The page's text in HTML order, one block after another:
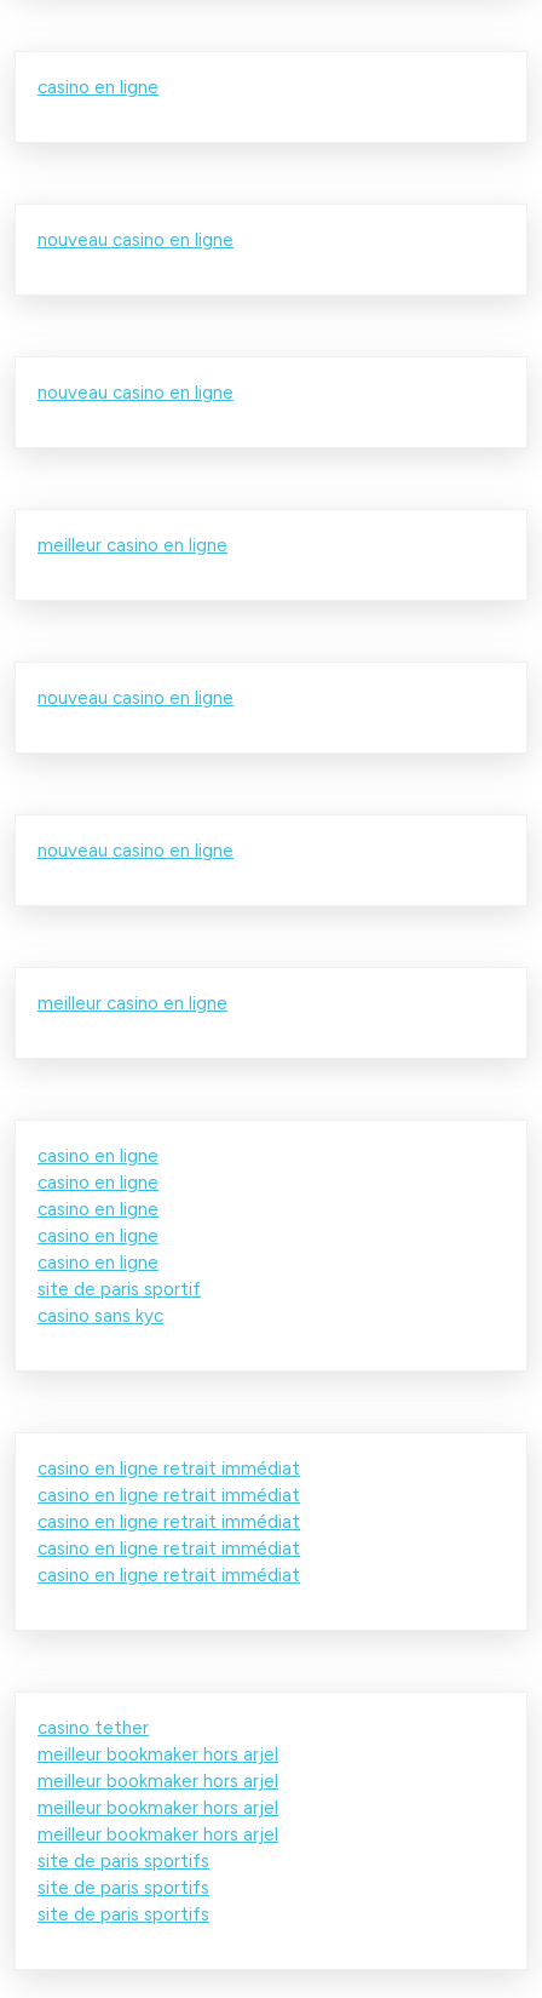
casino en ligne
nouveau casino en ligne
nouveau casino en ligne
meilleur casino en ligne
nouveau casino en ligne
nouveau casino en ligne
meilleur casino en ligne
casino en ligne
casino en ligne
casino en ligne
casino en ligne
casino en ligne
site de paris sportif
casino sans kyc
casino en ligne retrait immédiat
casino en ligne retrait immédiat
casino en ligne retrait immédiat
casino en ligne retrait immédiat
casino en ligne retrait immédiat
casino tether
meilleur bookmaker hors arjel
meilleur bookmaker hors arjel
meilleur bookmaker hors arjel
meilleur bookmaker hors arjel
site de paris sportifs
site de paris sportifs
site de paris sportifs